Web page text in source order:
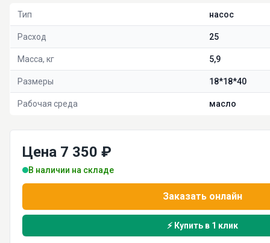
Тип насос
Расход 25
Масса, кг 5,9
Размеры 18*18*40
Рабочая среда масло
Цена 7 350 ₽
В наличии на складе
Заказать онлайн
⚡ Купить в 1 клик